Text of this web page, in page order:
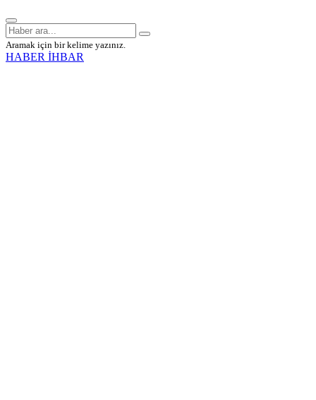
Aramak için bir kelime yazınız.
HABER İHBAR